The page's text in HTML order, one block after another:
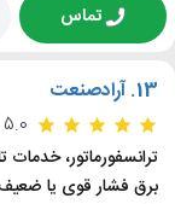
تماس
13. آرادصنعت
5.0
ترانسفورماتور، خدمات
برق فشار قوی یا